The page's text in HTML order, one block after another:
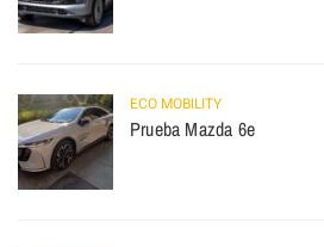
ECO MOBILITY
Prueba Mazda 6e